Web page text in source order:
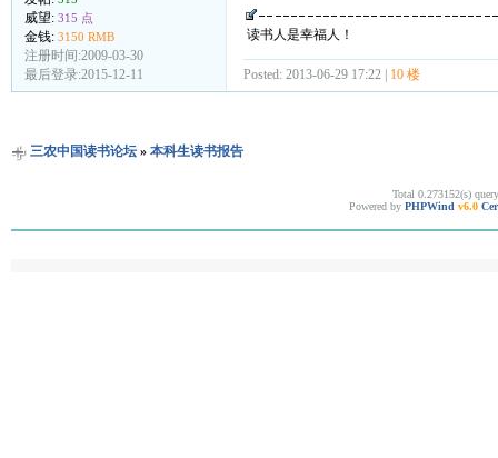
威望: 315 点
金钱: 3150 RMB
注册时间:2009-03-30
最后登录:2015-12-11
读书人是幸福人！
Posted: 2013-06-29 17:22 | 10 楼
三农中国读书论坛» 本科生读书报告
Total 0.273152(s)
Powered by PHPWind v6.0